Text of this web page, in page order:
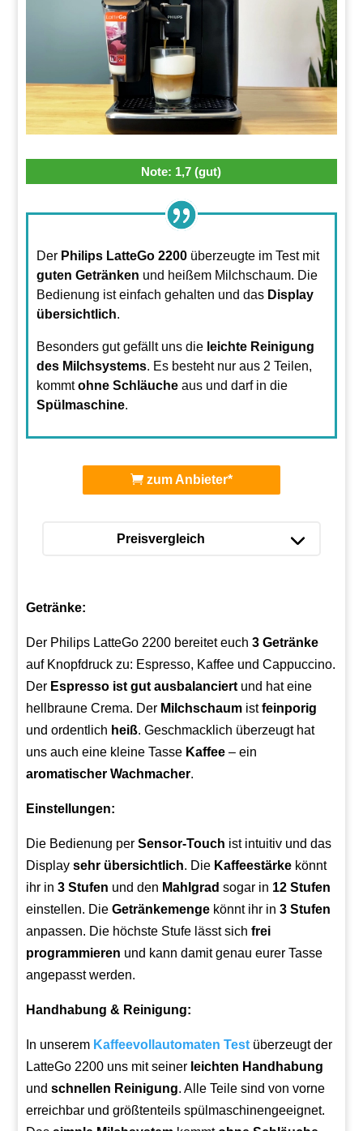
Note: 1,7 (gut)
Der Philips LatteGo 2200 überzeugte im Test mit
guten Getränken und heißem Milchschaum. Die
Bedienung ist einfach gehalten und das Display
übersichtlich.
Besonders gut gefällt uns die leichte Reinigung
des Milchsystems. Es besteht nur aus 2 Teilen,
kommtohne Schläuche aus und darf in die
Spülmaschine.
zum Anbieter*
Preisvergleich
Getränke:
Der Philips LatteGo 2200 bereitet euch3 Getränke
auf Knopfdruck zu: Espresso, Kaffee und Cappuccino.
Der Espresso ist gut ausbalanciert und hat eine
hellbraune Crema. Der Milchschaum istfeinporig
und ordentlich heiß. Geschmacklich überzeugt hat
uns auch eine kleine Tasse Kaffee – ein
aromatischer Wachmacher.
Einstellungen:
Die Bedienung perSensor-Touch ist intuitiv und das
Displaysehr übersichtlich. Die Kaffeestärke könnt
ihr in3 Stufen und den Mahlgrad sogar in 12 Stufen
einstellen. DieGetränkemenge könnt ihr in3 Stufen
anpassen. Die höchste Stufe lässt sichfrei
programmieren und kann damit genau eurer Tasse
angepasst werden.
Handhabung & Reinigung:
In unserem Kaffeevollautomaten Test überzeugt der
LatteGo 2200 uns mit seiner leichten Handhabung
undschnellen Reinigung. Alle Teile sind von vorne
erreichbar und größtenteils spülmaschinengeeignet.